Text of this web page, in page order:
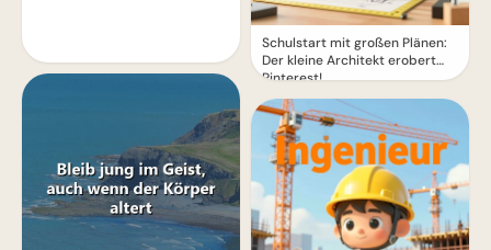
Schulstart mit großen Plänen:
Der kleine Architekt erobert
Pinterest!